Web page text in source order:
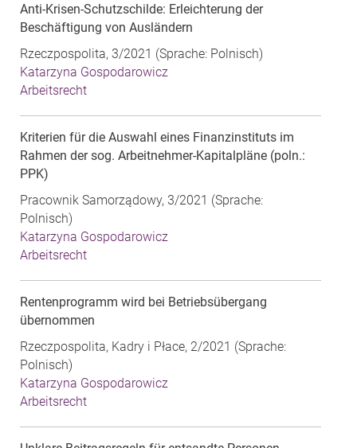
Anti-Krisen-Schutzschilde: Erleichterung der
Beschäftigung von Ausländern
Rzeczpospolita, 3/2021 (Sprache: Polnisch)
Katarzyna Gospodarowicz
Arbeitsrecht
Kriterien für die Auswahl eines Finanzinstituts im
Rahmen der sog. Arbeitnehmer-Kapitalpläne (poln.:
PPK)
Pracownik Samorządowy, 3/2021 (Sprache:
Polnisch)
Katarzyna Gospodarowicz
Arbeitsrecht
Rentenprogramm wird bei Betriebsübergang
übernommen
Rzeczpospolita, Kadry i Płace, 2/2021 (Sprache:
Polnisch)
Katarzyna Gospodarowicz
Arbeitsrecht